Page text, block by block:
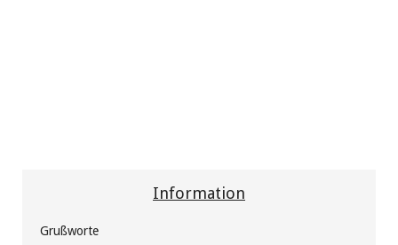
Information
Grußworte